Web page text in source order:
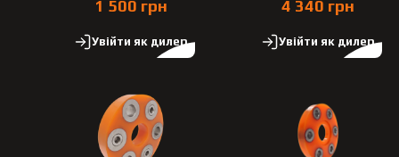
1 500 грн
Увійти як дилер
4 340 грн
Увійти як дилер